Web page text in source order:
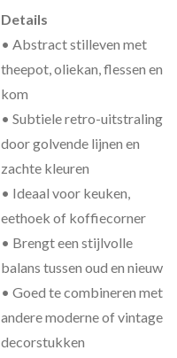
Details
• Abstract stilleven met
theepot, oliekan, flessen en
kom
• Subtiele retro-uitstraling
door golvende lijnen en
zachte kleuren
• Ideaal voor keuken,
eethoek of koffiecorner
• Brengt een stijlvolle
balans tussen oud en nieuw
• Goed te combineren met
andere moderne of vintage
decorstukken